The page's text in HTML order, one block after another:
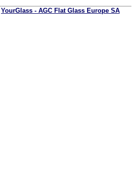
YourGlass - AGC Flat Glass Europe SA